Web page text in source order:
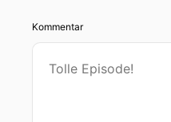
Kommentar